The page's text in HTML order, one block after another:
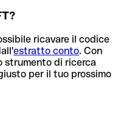
ricavare il codice
estratto conto. Con
strumento di ricerca
per il tuo prossimo